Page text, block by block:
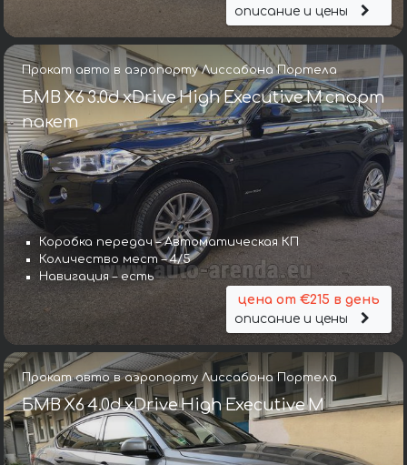
описание и цены
Прокат авто в аэропорту Лиссабона Портела
БМВ X6 3.0d xDrive High Executive M спорт
пакет
Коробка передач – Автоматическая КП
Количество мест – 4/5
Навигация – есть
цена от €215 в день
описание и цены
Прокат авто в аэропорту Лиссабона Портела
БМВ X6 4.0d xDrive High Executive M